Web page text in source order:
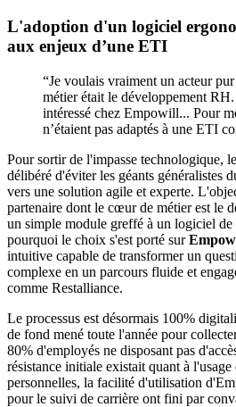
L'adoption d'un logiciel
aux enjeux d’une ETI
“Je voulais vraiment un acteur
métier était le développement RH.
intéressé chez Empowill... Pour
n’étaient pas adaptés à une ETI
Pour sortir de l'impasse technologique,
délibéré d'éviter les géants généralistes
vers une solution agile et experte.
partenaire dont le cœur de métier est le
un simple module greffé à un logiciel de
pourquoi le choix s'est porté sur
intuitive capable de transformer un
complexe en un parcours fluide et
comme Restalliance.
Le processus est désormais 100%
de fond mené toute l'année pour
80% d'employés ne disposant pas
résistance initiale existait quant à l'usage
personnelles, la facilité d'utilisation
pour le suivi de carrière ont fini par